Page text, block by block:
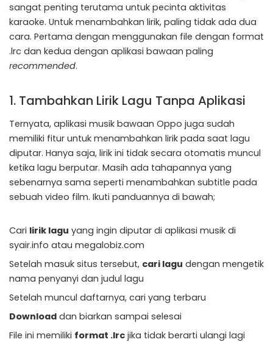
sangat penting terutama untuk pecinta aktivitas
karaoke. Untuk menambahkan lirik, paling tidak ada dua
cara. Pertama dengan menggunakan file dengan format
.lrc dan kedua dengan aplikasi bawaan paling
recommended.
1. Tambahkan Lirik Lagu Tanpa Aplikasi
Ternyata, aplikasi musik bawaan Oppo juga sudah
memiliki fitur untuk menambahkan lirik pada saat lagu
diputar. Hanya saja, lirik ini tidak secara otomatis muncul
ketika lagu berputar. Masih ada tahapannya yang
sebenarnya sama seperti menambahkan subtitle pada
sebuah video film. Ikuti panduannya di bawah;
Cari lirik lagu yang ingin diputar di aplikasi musik di
syair.info atau megalobiz.com
Setelah masuk situs tersebut, cari lagu dengan mengetik
nama penyanyi dan judul lagu
Setelah muncul daftarnya, cari yang terbaru
Download dan biarkan sampai selesai
File ini memiliki format .lrc jika tidak berarti ulangi lagi